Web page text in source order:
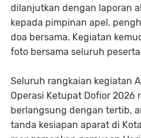
dilanjutkan dengan laporan
kepada pimpinan apel,
doa bersama. Kegiatan
foto bersama seluruh
Seluruh rangkaian kegiatan
Operasi Ketupat Dofior 2026
berlangsung dengan tertib,
tanda kesiapan aparat di